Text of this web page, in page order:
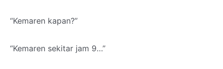
“Kemaren kapan?”
“Kemaren sekitar jam 9…”